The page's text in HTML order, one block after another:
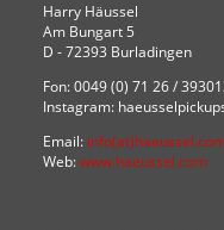
Harry Häussel
Am Bungart 5
D - 72393 Burladingen
Fon: 0049 (0) 71 26 /
Instagram:
Email:
Web:www.haeussel.com